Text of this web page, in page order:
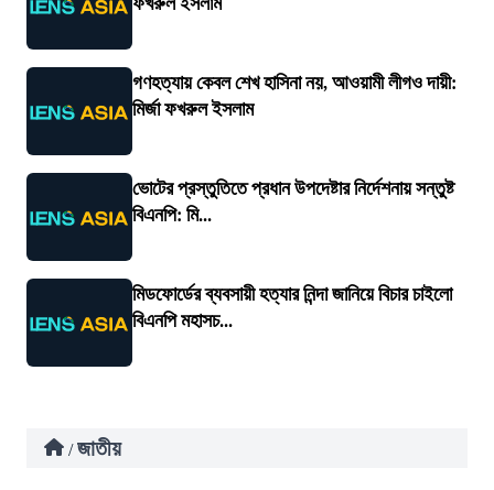
গণহত্যায় কেবল শেখ হাসিনা নয়, আওয়ামী লীগও দায়ী:
মির্জা ফখরুল ইসলাম
ভোটের প্রস্তুতিতে প্রধান উপদেষ্টার নির্দেশনায় সন্তুষ্ট
বিএনপি: মি...
মিডফোর্ডের ব্যবসায়ী হত্যার নিন্দা জানিয়ে বিচার চাইলো
বিএনপি মহাসচ...
/ জাতীয়